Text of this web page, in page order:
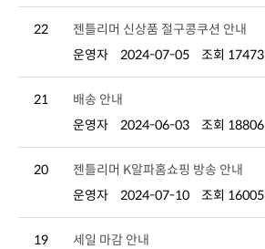
22
젠틀리머 신상품 절구콩쿠션 안내
운영자
2024-07-05 조회 17473
21
배송 안내
운영자
2024-06-03 조회 18806
20
젠틀리머 K알파홈쇼핑 방송 안내
운영자
2024-07-10 조회 16005
19
세일 마감 안내